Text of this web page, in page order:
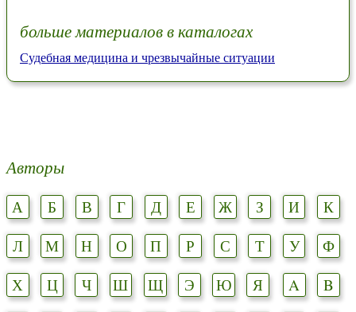
больше материалов в каталогах
Судебная медицина и чрезвычайные ситуации
Авторы
А Б В Г Д Е Ж З И
К
Л
М Н О П Р С Т У
Ф
Х
Ц Ч Ш Щ Э Ю Я A
B